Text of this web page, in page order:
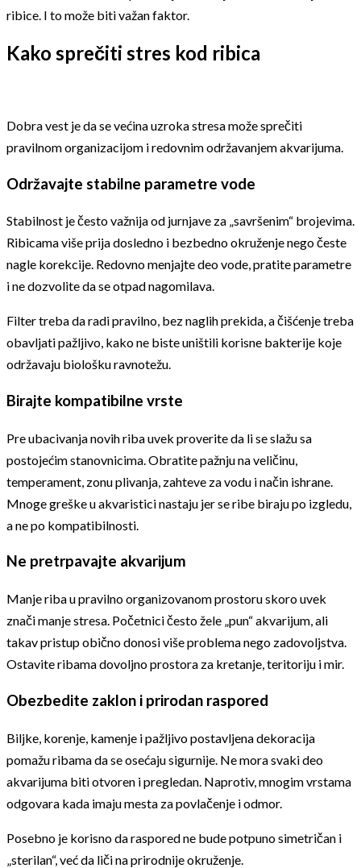
ribice. I to može biti važan faktor.
Kako sprečiti stres kod ribica
Dobra vest je da se većina uzroka stresa može sprečiti
pravilnom organizacijom i redovnim održavanjem akvarijuma.
Održavajte stabilne parametre vode
Stabilnost je često važnija od jurnjave za „savršenim“ brojevima.
Ribicama više prija dosledno i bezbedno okruženje nego česte
nagle korekcije. Redovno menjajte deo vode, pratite parametre
i ne dozvolite da se otpad nagomilava.
Filter treba da radi pravilno, bez naglih prekida, a čišćenje treba
obavljati pažljivo, kako ne biste uništili korisne bakterije koje
održavaju biološku ravnotežu.
Birajte kompatibilne vrste
Pre ubacivanja novih riba uvek proverite da li se slažu sa
postojećim stanovnicima. Obratite pažnju na veličinu,
temperament, zonu plivanja, zahteve za vodu i način ishrane.
Mnoge greške u akvaristici nastaju jer se ribe biraju po izgledu,
a ne po kompatibilnosti.
Ne pretrpavajte akvarijum
Manje riba u pravilno organizovanom prostoru skoro uvek
znači manje stresa. Početnici često žele „pun“ akvarijum, ali
takav pristup obično donosi više problema nego zadovoljstva.
Ostavite ribama dovoljno prostora za kretanje, teritoriju i mir.
Obezbedite zaklon i prirodan raspored
Biljke, korenje, kamenje i pažljivo postavljena dekoracija
pomažu ribama da se osećaju sigurnije. Ne mora svaki deo
akvarijuma biti otvoren i pregledan. Naprotiv, mnogim vrstama
odgovara kada imaju mesta za povlačenje i odmor.
Posebno je korisno da raspored ne bude potpuno simetričan i
„sterilan“, već da liči na prirodnije okruženje.